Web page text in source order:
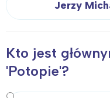
Jerzy
Kto jest
'Potopie'?